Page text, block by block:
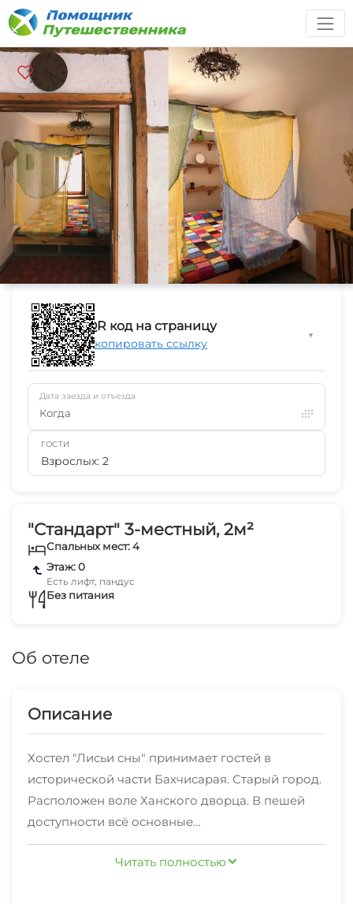
"Стандарт" 3-местный, 2м²
Спальных мест: 4
Этаж: 0
Есть лифт, пандус
Без питания
Об отеле
Описание
Хостел "Лисьи сны" принимает гостей в
исторической части Бахчисарая. Старый город.
Расположен воле Ханского дворца. В пешей
доступности всё основные
достопримечательности. Рядом горы лес,
живописные маршруты. Зелёный двор, зона
Читать полностью
QR код на страницу
Скопировать ссылку
▼
Дата заезда и отъезда
Когда
ГОСТИ
Взрослых: 2